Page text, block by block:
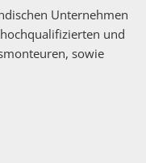
Unternehmen
und
sowie